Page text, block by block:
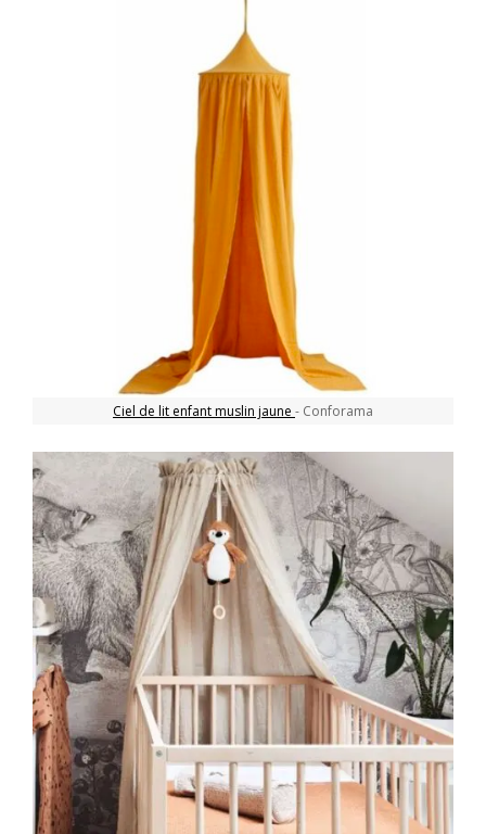
Ciel de lit enfant muslin jaune - Conforama